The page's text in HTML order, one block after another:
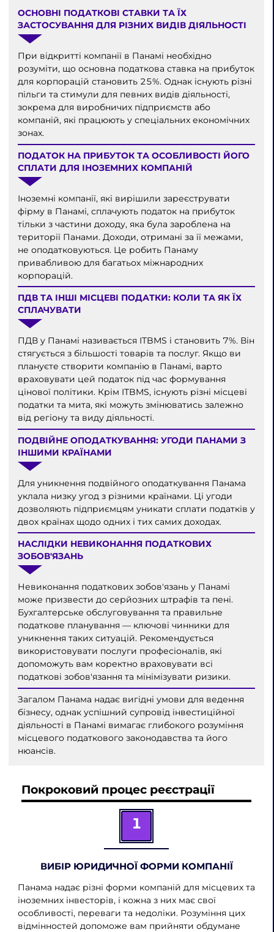
ОСНОВНІ ПОДАТКОВІ СТАВКИ ТА ЇХ
ЗАСТОСУВАННЯ ДЛЯ РІЗНИХ ВИДІВ ДІЯЛЬНОСТІ
При відкритті компанії в Панамі необхідно
розуміти, що основна податкова ставка на прибуток
для корпорацій становить 25%. Однак існують різні
пільги та стимули для певних видів діяльності,
зокрема для виробничих підприємств або
компаній, які працюють у спеціальних економічних
зонах.
ПОДАТОК НА ПРИБУТОК ТА ОСОБЛИВОСТІ ЙОГО
СПЛАТИ ДЛЯ ІНОЗЕМНИХ КОМПАНІЙ
Іноземні компанії, які вирішили зареєструвати
фірму в Панамі, сплачують податок на прибуток
тільки з частини доходу, яка була зароблена на
території Панами. Доходи, отримані за її межами,
не оподатковуються. Це робить Панаму
привабливою для багатьох міжнародних
корпорацій.
ПДВ ТА ІНШІ МІСЦЕВІ ПОДАТКИ: КОЛИ ТА ЯК ЇХ
СПЛАЧУВАТИ
ПДВ у Панамі називається ITBMS і становить 7%. Він
стягується з більшості товарів та послуг. Якщо ви
плануєте створити компанію в Панамі, варто
враховувати цей податок під час формування
цінової політики. Крім ITBMS, існують різні місцеві
податки та мита, які можуть змінюватись залежно
від регіону та виду діяльності.
ПОДВІЙНЕ ОПОДАТКУВАННЯ: УГОДИ ПАНАМИ З
ІНШИМИ КРАЇНАМИ
Для уникнення подвійного оподаткування Панама
уклала низку угод з різними країнами. Ці угоди
дозволяють підприємцям уникати сплати податків у
двох країнах щодо одних і тих самих доходах.
НАСЛІДКИ НЕВИКОНАННЯ ПОДАТКОВИХ
ЗОБОВ'ЯЗАНЬ
Невиконання податкових зобов'язань у Панамі
може призвести до серйозних штрафів та пені.
Бухгалтерське обслуговування та правильне
податкове планування — ключові чинники для
уникнення таких ситуацій. Рекомендується
використовувати послуги професіоналів, які
допоможуть вам коректно враховувати всі
податкові зобов'язання та мінімізувати ризики.
Загалом Панама надає вигідні умови для ведення
бізнесу, однак успішний супровід інвестиційної
діяльності в Панамі вимагає глибокого розуміння
місцевого податкового законодавства та його
нюансів.
Покроковий процес реєстрації
1
ВИБІР ЮРИДИЧНОЇ ФОРМИ КОМПАНІЇ
Панама надає різні форми компаній для місцевих та
іноземних інвесторів, і кожна з них має свої
особливості, переваги та недоліки. Розуміння цих
відмінностей допоможе вам прийняти обдумане